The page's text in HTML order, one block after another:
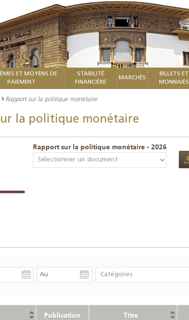
ET MOYENS DE
PAIEMENT
STABILITÉ
FINANCIÈRE
MARCHÉS
BILLETS ET
MONNAIES
Rapport sur la politique monétaire
la politique monétaire
Rapport sur la politique monétaire - 2026
Publication Titre